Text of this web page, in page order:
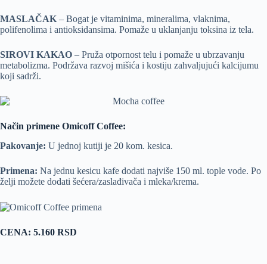
MASLAČAK – Bogat je vitaminima, mineralima, vlaknima,
polifenolima i antioksidansima. Pomaže u uklanjanju toksina iz tela.
SIROVI KAKAO – Pruža otpornost telu i pomaže u ubrzavanju
metabolizma. Podržava razvoj mišića i kostiju zahvaljujući kalcijumu
koji sadrži.
Način primene Omicoff Coffee:
Pakovanje: U jednoj kutiji je 20 kom. kesica.
Primena: Na jednu kesicu kafe dodati najviše 150 ml. tople vode. Po
želji možete dodati šećera/zaslađivača i mleka/krema.
CENA: 5.160 RSD